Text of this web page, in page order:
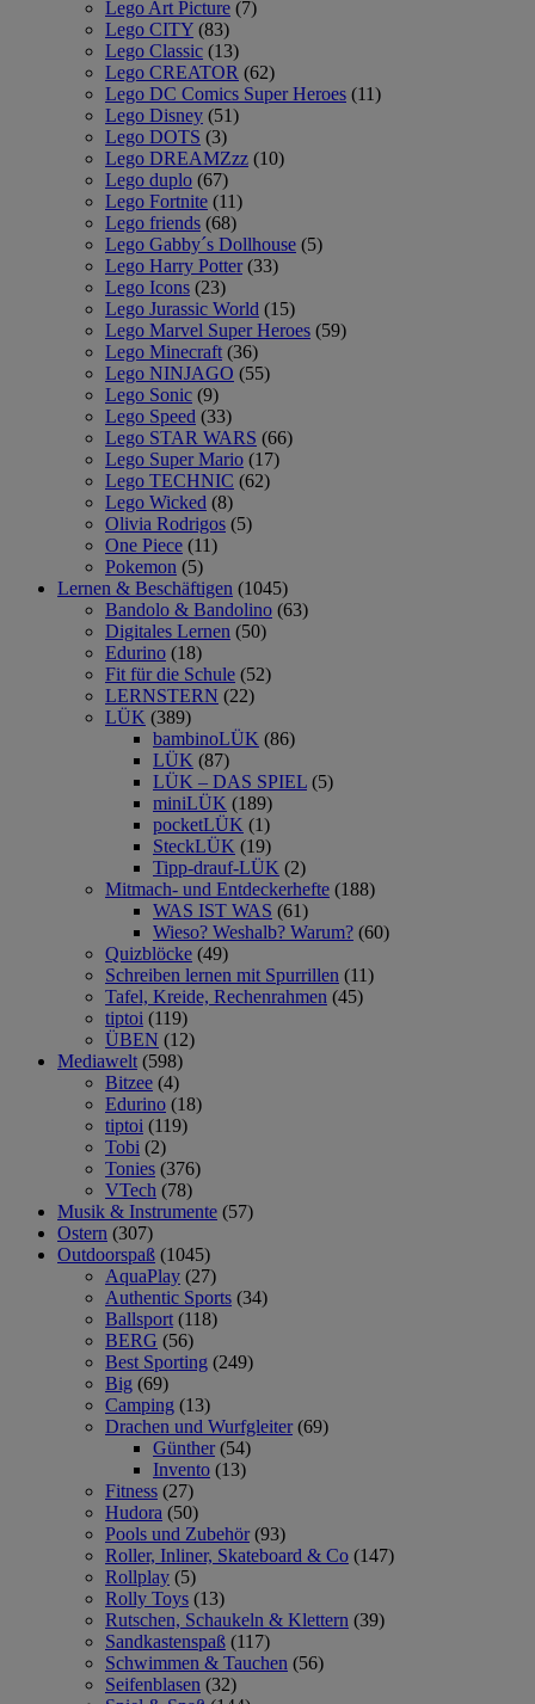
Lego Art Picture (7)
Lego CITY (83)
Lego Classic (13)
Lego CREATOR (62)
Lego DC Comics Super Heroes (11)
Lego Disney (51)
Lego DOTS (3)
Lego DREAMZzz (10)
Lego duplo (67)
Lego Fortnite (11)
Lego friends (68)
Lego Gabby´s Dollhouse (5)
Lego Harry Potter (33)
Lego Icons (23)
Lego Jurassic World (15)
Lego Marvel Super Heroes (59)
Lego Minecraft (36)
Lego NINJAGO (55)
Lego Sonic (9)
Lego Speed (33)
Lego STAR WARS (66)
Lego Super Mario (17)
Lego TECHNIC (62)
Lego Wicked (8)
Olivia Rodrigos (5)
One Piece (11)
Pokemon (5)
Lernen & Beschäftigen (1045)
Bandolo & Bandolino (63)
Digitales Lernen (50)
Edurino (18)
Fit für die Schule (52)
LERNSTERN (22)
LÜK (389)
bambinoLÜK (86)
LÜK (87)
LÜK – DAS SPIEL (5)
miniLÜK (189)
pocketLÜK (1)
SteckLÜK (19)
Tipp-drauf-LÜK (2)
Mitmach- und Entdeckerhefte (188)
WAS IST WAS (61)
Wieso? Weshalb? Warum? (60)
Quizblöcke (49)
Schreiben lernen mit Spurrillen (11)
Tafel, Kreide, Rechenrahmen (45)
tiptoi (119)
ÜBEN (12)
Mediawelt (598)
Bitzee (4)
Edurino (18)
tiptoi (119)
Tobi (2)
Tonies (376)
VTech (78)
Musik & Instrumente (57)
Ostern (307)
Outdoorspaß (1045)
AquaPlay (27)
Authentic Sports (34)
Ballsport (118)
BERG (56)
Best Sporting (249)
Big (69)
Camping (13)
Drachen und Wurfgleiter (69)
Günther (54)
Invento (13)
Fitness (27)
Hudora (50)
Pools und Zubehör (93)
Roller, Inliner, Skateboard & Co (147)
Rollplay (5)
Rolly Toys (13)
Rutschen, Schaukeln & Klettern (39)
Sandkastenspaß (117)
Schwimmen & Tauchen (56)
Seifenblasen (32)